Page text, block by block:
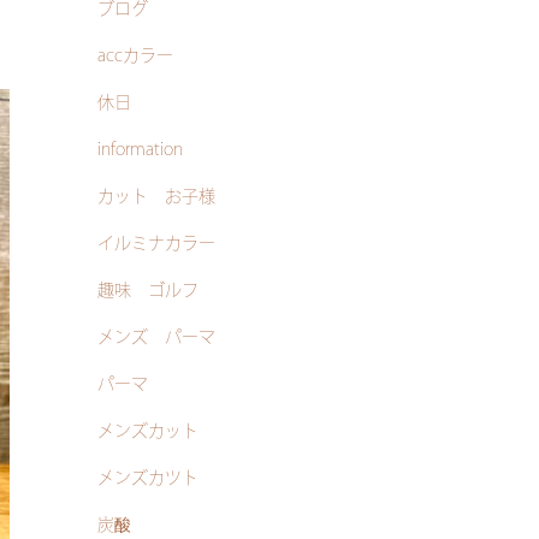
ブログ
accカラー
休日
information
カット お子様
イルミナカラー
趣味 ゴルフ
メンズ パーマ
パーマ
メンズカット
メンズカツト
炭酸